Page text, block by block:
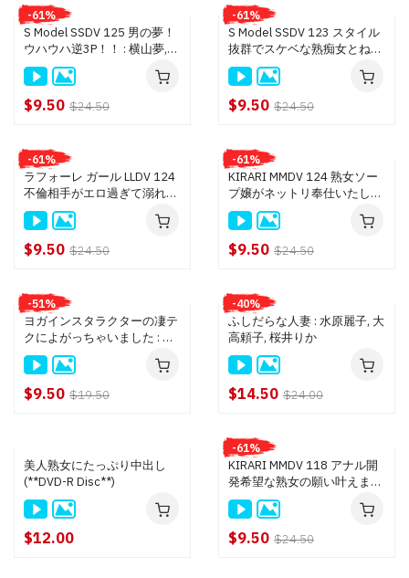
-61%
S Model SSDV 125 男の夢！
ウハウハ逆3P！！ : 横山夢,
皆野みらい, 水原麗子, 華月さ
くら
$9.50 $24.50
-61%
S Model SSDV 123 スタイル
抜群でスケベな熟痴女とねっ
とりエッチ : 山口早苗
$9.50 $24.50
-61%
ラフォーレ ガール LLDV 124
不倫相手がエロ過ぎて溺れて
しまいました : 椿レオ
$9.50 $24.50
-61%
KIRARI MMDV 124 熟女ソー
プ嬢がネットリ奉仕いたしま
す : 綾波リオ
$9.50 $24.50
-51%
ヨガインスタラクターの凄テ
クによがっちゃいました : 白
金せりか
$9.50 $19.50
-40%
ふしだらな人妻 : 水原麗子, 大
高頼子, 桜井りか
$14.50 $24.00
美人熟女にたっぷり中出し
(**DVD-R Disc**)
$12.00
-61%
KIRARI MMDV 118 アナル開
発希望な熟女の願い叶えま
す！！ : 上原ゆあ
$9.50 $24.50